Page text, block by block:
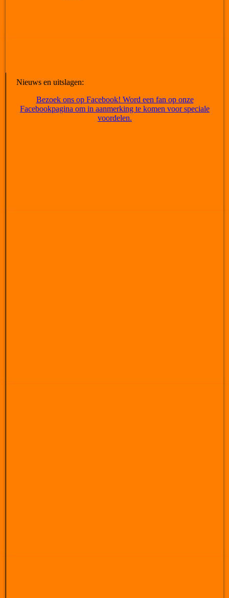
Nieuws en uitslagen:
Bezoek ons op Facebook! Word een fan op onze
Facebookpagina om in aanmerking te komen voor speciale
voordelen.